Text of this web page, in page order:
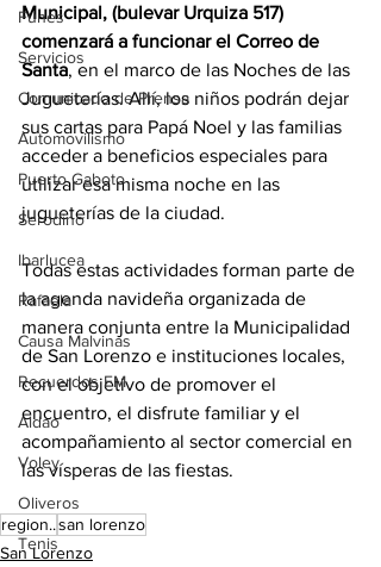
Funes
Servicios
Comunicado de Prensa
Automovilismo
Puerto Gaboto
Serodino
Ibarlucea
Rafaela
Causa Malvinas
Recuerdos FM
Aldao
Voley
Oliveros
Tenis
Municipal, (bulevar Urquiza 517)
comenzará a funcionar el Correo de
Santa, en el marco de las Noches de las
Jugueterías. Allí, los niños podrán dejar
sus cartas para Papá Noel y las familias
acceder a beneficios especiales para
utilizar esa misma noche en las
jugueterías de la ciudad.
Todas estas actividades forman parte de
la agenda navideña organizada de
manera conjunta entre la Municipalidad
de San Lorenzo e instituciones locales,
con el objetivo de promover el
encuentro, el disfrute familiar y el
acompañamiento al sector comercial en
las vísperas de las fiestas.
region..san lorenzo
San Lorenzo